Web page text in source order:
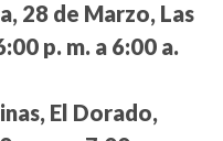
28 de Marzo, Las
p. m. a 6:00 a.
El Dorado,